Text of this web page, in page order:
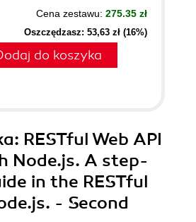
Cena zestawu: 275.35 zł
Oszczędzasz: 53,63 zł (16%)
do koszyka
: RESTful Web API
Node.js. A step-
in the RESTful
- Second